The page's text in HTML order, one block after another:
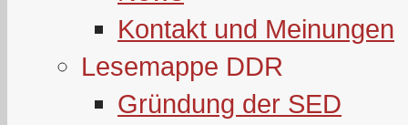
Kontakt und Meinungen
Lesemappe DDR
Gründung der SED